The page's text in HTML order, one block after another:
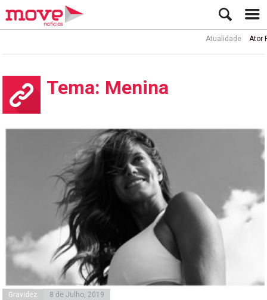
Ator Rui de Sá
Tema: Menina
Gravidez 8 de Julho, 2019